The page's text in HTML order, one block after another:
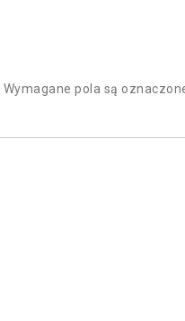
Wymagane pola są